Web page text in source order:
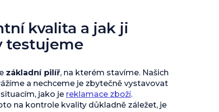
kvalita a jak ji
testujeme
základní pilíř, na kterém stavíme. Našich
a nechceme je zbytečně vystavovat
jako je reklamace zboží.
na kontrole kvality důkladně záležet, je